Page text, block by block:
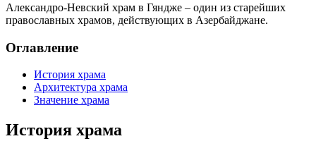
Александро-Невский храм в Гяндже – один из старейших
православных храмов, действующих в Азербайджане.
Оглавление
История храма
Архитектура храма
Значение храма
История храма